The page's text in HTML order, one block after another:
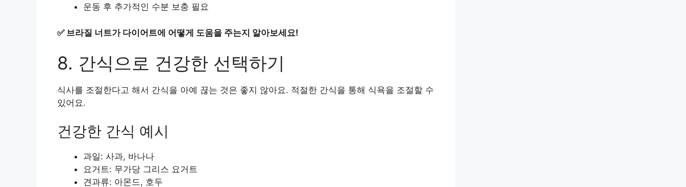
운동 후 추가적인 수분 보충 필요
✅ 브라질 너트가 다이어트에 어떻게 도움을 주는지 알아보세요!
8. 간식으로 건강한 선택하기
식사를 조절한다고 해서 간식을 아예 끊는 것은 좋지 않아요. 적절한 간식을 통해 식욕을 조절할 수
있어요.
건강한 간식 예시
과일: 사과, 바나나
요거트: 무가당 그리스 요거트
견과류: 아몬드, 호두